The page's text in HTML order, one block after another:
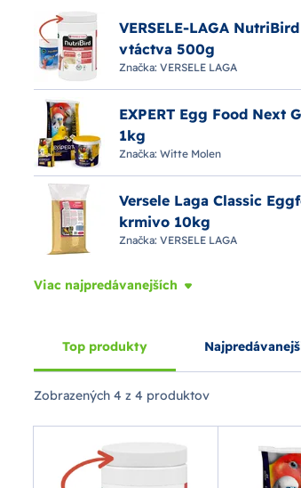
VERSELE-LAGA
vtáctva 500g
Značka: VERSELE LAGA
EXPERT Egg Food Next
1kg
Značka: Witte Molen
Versele Laga Classic
krmivo 10kg
Značka: VERSELE LAGA
Viac najpredávanejších
Top produkty
Zobrazených 4 z 4 produktov